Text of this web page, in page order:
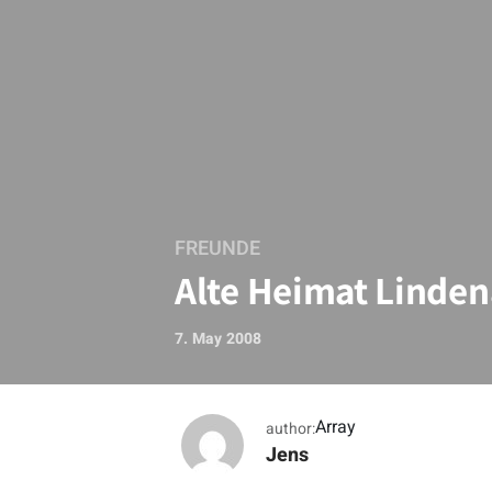
FREUNDE
Alte Heimat
7. May 2008
author:
Jens
Array